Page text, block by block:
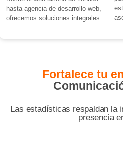
hasta agencia de desarrollo web,
ofrecemos soluciones integrales.
Fortalece tu
Las estadísticas respaldan la
presencia